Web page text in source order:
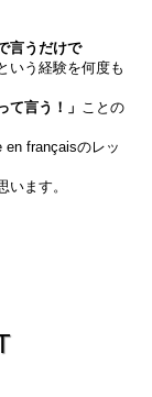
言うだけで
いう経験を何度も
て言う！」
ことの
en françaisのレッ
ます。